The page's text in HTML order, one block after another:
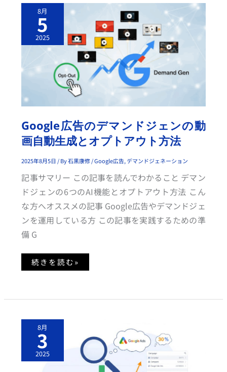
8月
5
2025
Google広告のデマンドジェンの動
画自動生成とオプトアウト方法
2025年8月5日 / By石黒康修/Google広告, デマンドジェネーション
記事サマリー この記事を読んでわかること デマン
ドジェンの6つのAI機能とオプトアウト方法 こん
な方へオススメの記事 Google広告やデマンドジェ
ンを運用している方 この記事を実践するための準
備 G
G
E
広
マ
ェ
動
画
自
動
成
オ
プ
ト
ア
ウ
ト
方
法
続きを読む»
8月
3
2025
G
E
広